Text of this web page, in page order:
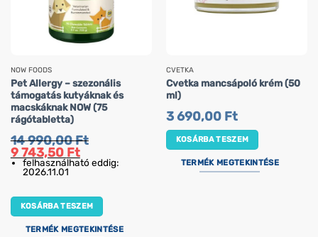
NOW FOODS
Pet Allergy – szezonális
támogatás kutyáknak és
macskáknak NOW (75
rágótabletta)
14 990,00Ft
Original
price
was:
9 743,50 FtCurrent
price
is:
felhasználható eddig:
2026.11.01
KOSÁRBA TESZEM
TERMÉK MEGTEKINTÉSE
CVETKA
Cvetka mancsápoló krém (50
ml)
3 690,00 Ft
KOSÁRBA TESZEM
TERMÉK MEGTEKINTÉSE